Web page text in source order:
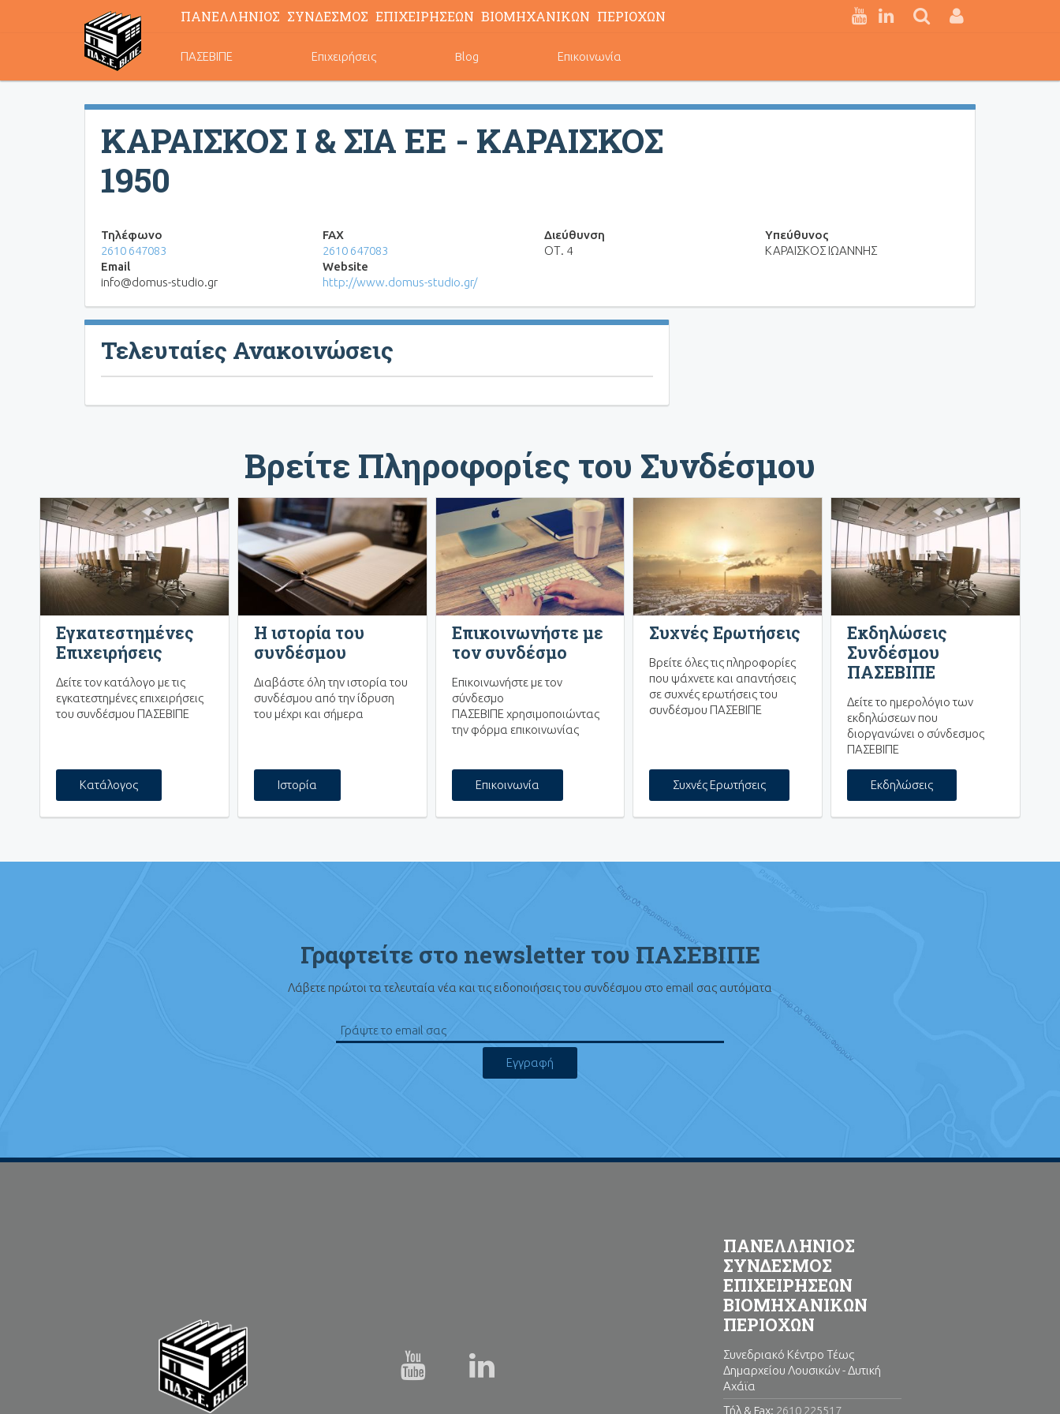
ΠΑΝΕΛΛΗΝΙΟΣ ΣΥΝΔΕΣΜΟΣ ΕΠΙΧΕΙΡΗΣΕΩΝ ΒΙΟΜΗΧΑΝΙΚΩΝ ΠΕΡΙΟΧΩΝ
Κεντρική
πλοήγηση
ΠΑΣΕΒΙΠΕ Επιχειρήσεις Blog Επικοινωνία
ΚΑΡΑΙΣΚΟΣ Ι & ΣΙΑ ΕΕ - ΚΑΡΑΙΣΚΟΣ
1950
Τηλέφωνο
2610 647083
FAX
2610 647083
Διεύθυνση
ΟΤ. 4
Υπεύθυνος
ΚΑΡΑΙΣΚΟΣ ΙΩΑΝΝΗΣ
Email
info@domus-studio.gr
Website
http://www.domus-studio.gr/
Τελευταίες Ανακοινώσεις
Βρείτε Πληροφορίες του Συνδέσμου
Εγκατεστημένες
Επιχειρήσεις
Δείτε τον κατάλογο με τις
εγκατεστημένες επιχειρήσεις
του συνδέσμου ΠΑΣΕΒΙΠΕ
Κατάλογος
Η ιστορία του
συνδέσμου
Διαβάστε όλη την ιστορία του
συνδέσμου από την ίδρυση
του μέχρι και σήμερα
Ιστορία
Επικοινωνήστε με
τον συνδέσμο
Επικοινωνήστε με τον
σύνδεσμο
ΠΑΣΕΒΙΠΕ χρησιμοποιώντας
την φόρμα επικοινωνίας
Επικοινωνία
Συχνές Ερωτήσεις
Βρείτε όλες τις πληροφορίες
που ψάχνετε και απαντήσεις
σε συχνές ερωτήσεις του
συνδέσμου ΠΑΣΕΒΙΠΕ
Συχνές Ερωτήσεις
Εκδηλώσεις
Συνδέσμου
ΠΑΣΕΒΙΠΕ
Δείτε το ημερολόγιο των
εκδηλώσεων που
διοργανώνει ο σύνδεσμος
ΠΑΣΕΒΙΠΕ
Εκδηλώσεις
Γραφτείτε στο newsletter του ΠΑΣΕΒΙΠΕ
Λάβετε πρώτοι τα τελευταία νέα και τις ειδοποιήσεις του συνδέσμου στο email σας αυτόματα
ΠΑΝΕΛΛΗΝΙΟΣ
ΣΥΝΔΕΣΜΟΣ
ΕΠΙΧΕΙΡΗΣΕΩΝ
ΒΙΟΜΗΧΑΝΙΚΩΝ
ΠΕΡΙΟΧΩΝ
Συνεδριακό Κέντρο Τέως
Δημαρχείου Λουσικών - Δυτική
Αχάϊα
Τήλ & Fax: 2610 225517